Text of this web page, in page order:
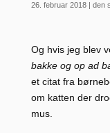
26. februar 2018| den
Og hvis jeg blev
bakke og op ad
et citat fra
om katten der
mus.